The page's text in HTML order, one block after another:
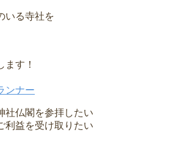
いる寺社を
ます！
ンナー
社仏閣を参拝したい
利益を受け取りたい